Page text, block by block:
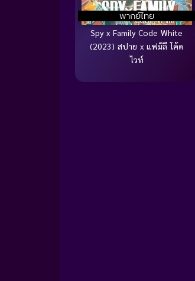
พากย์ไทย
Spy x Family Code White
(2023) สปาย x แฟมิลี โค้ด
ไวท์